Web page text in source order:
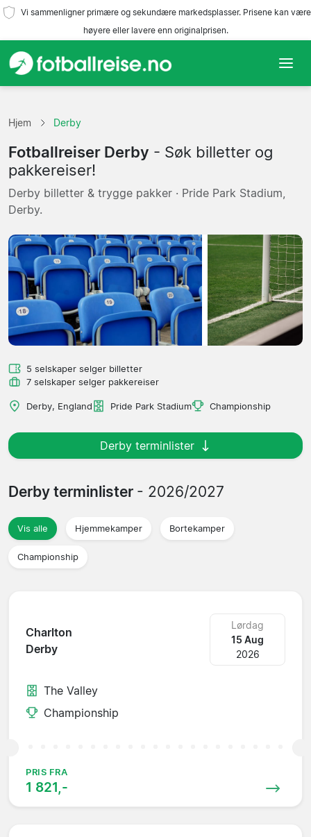
Vi sammenligner primære og sekundære markedsplasser. Prisene kan være
høyere eller lavere enn originalprisen.
Lag
Ligaer
Reisebyråer
Hjem Derby
Fotballreiser Derby - Søk billetter og
pakkereiser!
Derby billetter & trygge pakker · Pride Park Stadium,
Derby.
5 selskaper selger billetter
7 selskaper selger pakkereiser
Derby, England Pride Park Stadium Championship
Derby terminlister
Derby terminlister - 2026/2027
Vis alle Hjemmekamper Bortekamper
Championship
Charlton
Derby
Lørdag
15 Aug
2026
The Valley
Championship
PRIS FRA
1 821,-